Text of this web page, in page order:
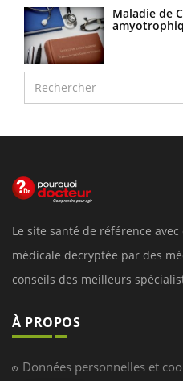
Maladie de
Le site santé de référence
médicale decryptée par des
conseils des meilleurs
À PROPOS
Données personnelles et